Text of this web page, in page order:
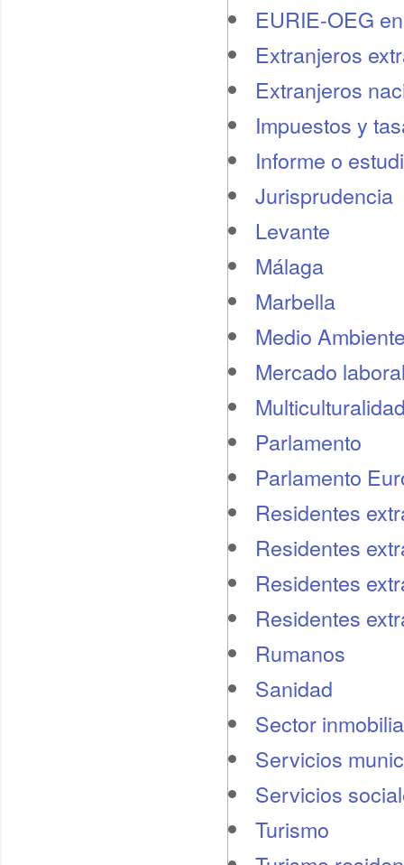
EURIE-OEG
Extranjeros
Extranjeros
Impuestos y
Informe o
Jurisprudencia
Levante
Málaga
Marbella
Medio
Mercado
Parlamento
Parlamento
Residentes
Residentes
Residentes
Residentes
Rumanos
Sanidad
Sector
Servicios
Servicios
Turismo